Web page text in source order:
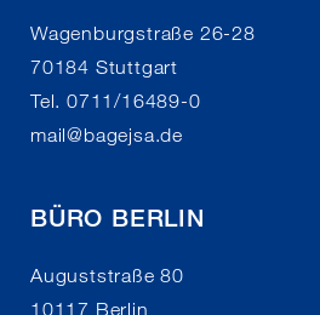
Wagenburgstraße 26-28
70184 Stuttgart
Tel. 0711/16489-0
mail@bagejsa.de
BÜRO BERLIN
Auguststraße 80
10117 Berlin